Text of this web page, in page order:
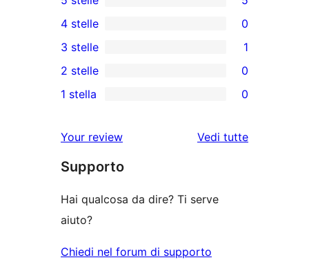
5
recensioni
a
5-
stelle
recensioni
a
4-
4 stelle 0
1
3-
recensioni
stelle
3 stelle 1
recensioni
2-
stelle
2 stelle 0
a
1-
1 stella 0
Your review
Vedi tutte
Supporto
Hai qualcosa da dire? Ti serve
aiuto?
Chiedi nel forum di supporto